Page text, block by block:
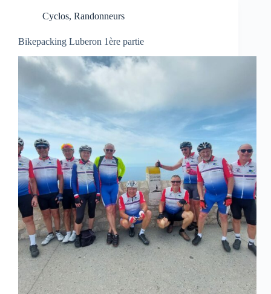
Cyclos, Randonneurs
Bikepacking Luberon 1ère partie